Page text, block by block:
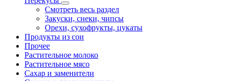
Смотреть весь раздел
Закуски, снеки, чипсы
Орехи, сухофрукты, цукаты
Продукты из сои
Прочее
Растительное молоко
Растительное мясо
Сахар и заменители